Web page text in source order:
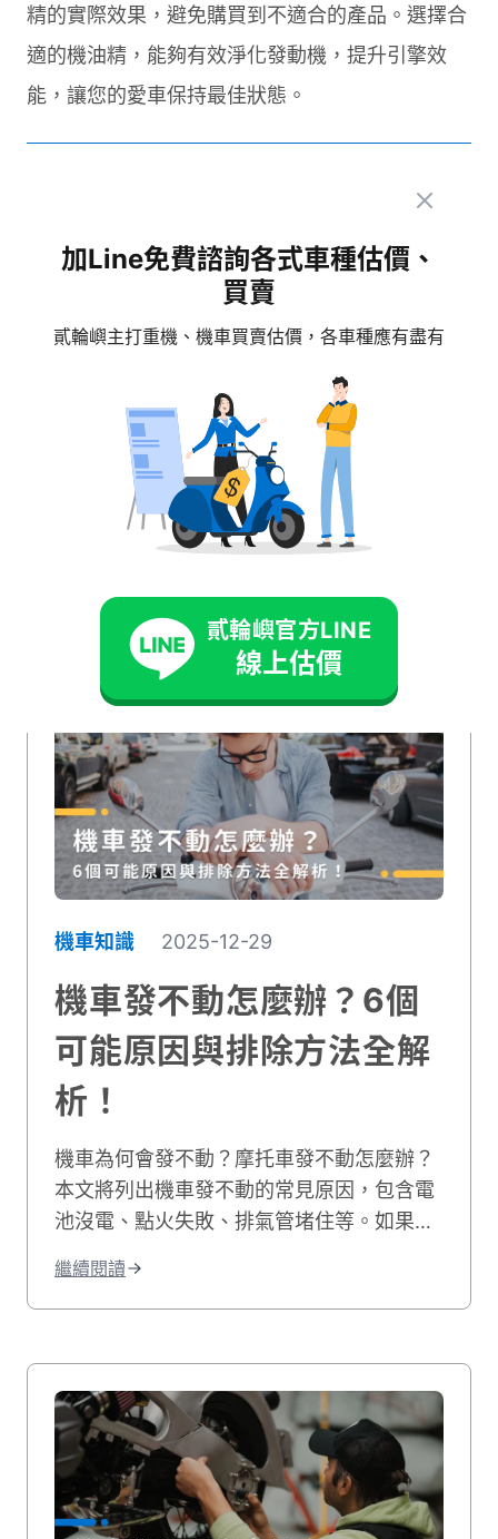
加Line免費諮詢各式車種估價、
買賣
貳輪嶼主打重機、機車買賣估價，各車種應有盡有
貳輪嶼官方LINE
線上估價
精的實際效果，避免購買到不適合的產品。選擇合
適的機油精，能夠有效淨化發動機，提升引擎效
能，讓您的愛車保持最佳狀態。
點擊下方按鈕，讓貳輪嶼專業的客服
為您服務
貳輪嶼官方LINE
機車知識 2025-12-29
機車發不動怎麼辦？6個
可能原因與排除方法全解
析！
機車為何會發不動？摩托車發不動怎麼辦？
本文將列出機車發不動的常見原因，包含電
池沒電、點火失敗、排氣管堵住等。如果您
除的方法，讓您快速解決機車無法發動的困
境！
繼續閱讀